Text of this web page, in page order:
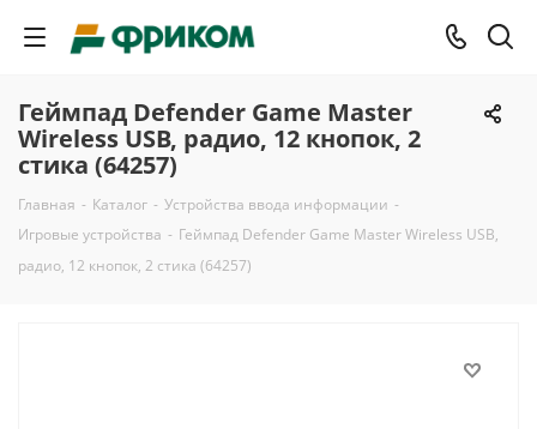
Геймпад Defender Game Master
Wireless USB, радио, 12 кнопок, 2
стика (64257)
Главная - Каталог - Устройства ввода информации -
Игровые устройства - Геймпад Defender Game Master Wireless USB,
радио, 12 кнопок, 2 стика (64257)